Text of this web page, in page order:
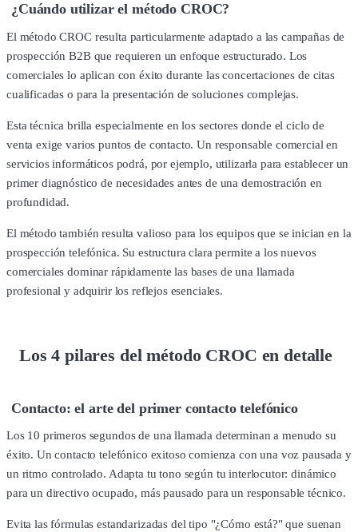
¿Cuándo utilizar el método CROC?
El método CROC resulta particularmente adaptado a las campañas de
prospección B2B que requieren un enfoque estructurado. Los
comerciales lo aplican con éxito durante las concertaciones de citas
cualificadas o para la presentación de soluciones complejas.
Esta técnica brilla especialmente en los sectores donde el ciclo de
venta exige varios puntos de contacto. Un responsable comercial en
servicios informáticos podrá, por ejemplo, utilizarla para establecer un
primer diagnóstico de necesidades antes de una demostración en
profundidad.
El método también resulta valioso para los equipos que se inician en la
prospección telefónica. Su estructura clara permite a los nuevos
comerciales dominar rápidamente las bases de una llamada
profesional y adquirir los reflejos esenciales.
Los 4 pilares del método CROC en detalle
Contacto: el arte del primer contacto telefónico
Los 10 primeros segundos de una llamada determinan a menudo su
éxito. Un contacto telefónico exitoso comienza con una voz pausada y
un ritmo controlado. Adapta tu tono según tu interlocutor: dinámico
para un directivo ocupado, más pausado para un responsable técnico.
Evita las fórmulas estandarizadas del tipo "¿Cómo está?" que suenan